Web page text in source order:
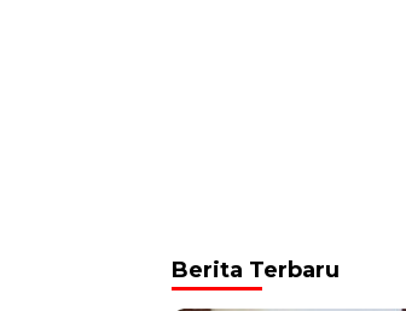
Berita Terbaru